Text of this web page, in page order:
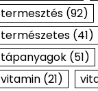
termesztés(92)
természetes(41)
tápanyagok(51)
vitamin(21)